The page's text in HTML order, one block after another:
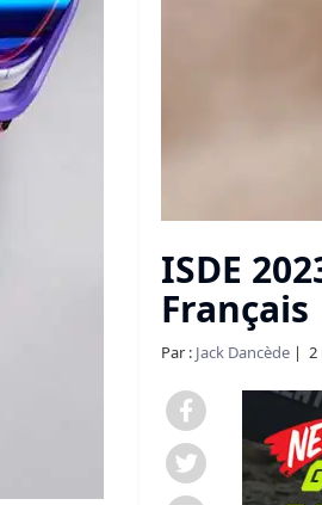
ISDE
Français
Par : Jack Dancède 2